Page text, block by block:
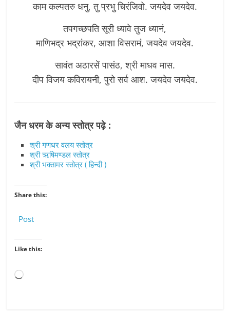
काम कल्पतरु धनु, तु प्रभु चिरंजिवो. जयदेव जयदेव.
तपगच्छपति सूरी ध्यावे तुज ध्यानं,
माणिभद्र भद्रांकर, आशा विसरामं, जयदेव जयदेव.
सावंत अठारसें पासंठ, श्री माधव मास.
दीप विजय कविरायनी, पुरो सर्व आश. जयदेव जयदेव.
जैन धरम के अन्य स्तोत्र पढ़े :
श्री गणधर वलय स्तोत्र
श्री ऋषिमण्डल स्तोत्र
श्री भक्तामर स्तोत्र ( हिन्दी )
Share this:
Post
Like this:
Loading…